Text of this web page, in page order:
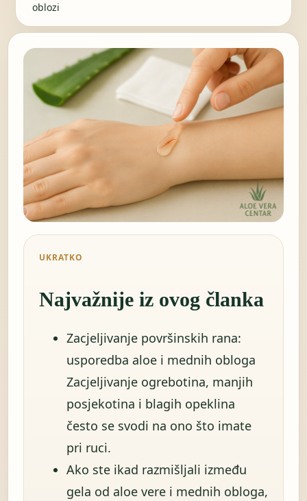
oblozi
UKRATKO
Najvažnije iz ovog članka
Zacjeljivanje površinskih rana:
usporedba aloe i mednih obloga
Zacjeljivanje ogrebotina, manjih
posjekotina i blagih opeklina
često se svodi na ono što imate
pri ruci.
Ako ste ikad razmišljali između
gela od aloe vere i mednih obloga,